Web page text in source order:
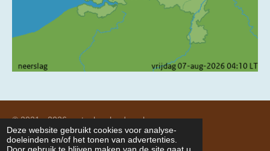
Deze website gebruikt cookies voor analyse-
doeleinden en/of het tonen van advertenties.
© 2021 - 2026 meteolagelanden.nl
Powered byJouwWeb